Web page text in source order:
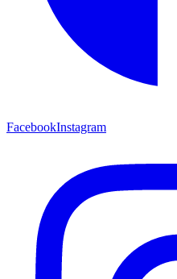
FacebookInstagram